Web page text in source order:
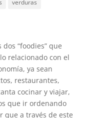
verduras
“foodies” que
relacionado con el
ya sean
restaurantes,
cocinar y viajar,
que ir ordenando
que a través de este